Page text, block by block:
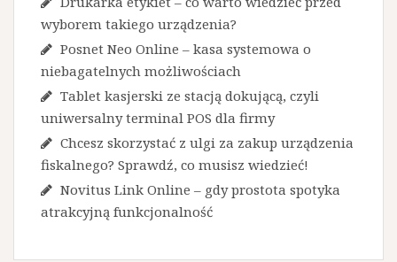
wyborem takiego urządzenia?
Posnet Neo Online – kasa systemowa o
niebagatelnych możliwościach
Tablet kasjerski ze stacją dokującą, czyli
uniwersalny terminal POS dla firmy
Chcesz skorzystać z ulgi za zakup urządzenia
fiskalnego? Sprawdź, co musisz wiedzieć!
Novitus Link Online – gdy prostota spotyka
atrakcyjną funkcjonalność